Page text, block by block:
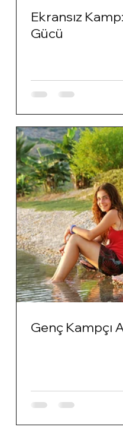
Ekransız
Gücü
Genç Kampçı